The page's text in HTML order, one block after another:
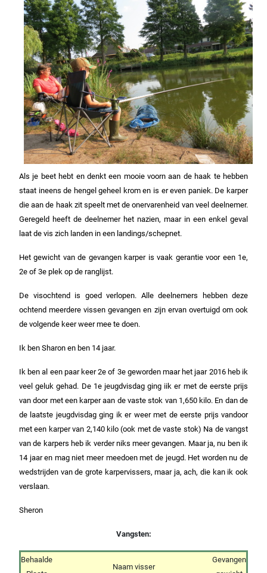
Als je beet hebt en denkt een mooie voorn aan de haak te hebben
staat ineens de hengel geheel krom en is er even paniek. De karper
die aan de haak zit speelt met de onervarenheid van veel deelnemer.
Geregeld heeft de deelnemer het nazien, maar in een enkel geval
laat de vis zich landen in een landings/schepnet.
Het gewicht van de gevangen karper is vaak gerantie voor een 1e,
2e of 3e plek op de ranglijst.
De visochtend is goed verlopen. Alle deelnemers hebben deze
ochtend meerdere vissen gevangen en zijn ervan overtuigd om ook
de volgende keer weer mee te doen.
Ik ben Sharon en ben 14 jaar.
Ik ben al een paar keer 2e of 3e geworden maar het jaar 2016 heb ik
veel geluk gehad. De 1e jeugdvisdag ging iik er met de eerste prijs
van door met een karper aan de vaste stok van 1,650 kilo. En dan de
de laatste jeugdvisdag ging ik er weer met de eerste prijs vandoor
met een karper van 2,140 kilo (ook met de vaste stok) Na de vangst
van de karpers heb ik verder niks meer gevangen. Maar ja, nu ben ik
14 jaar en mag niet meer meedoen met de jeugd. Het worden nu de
wedstrijden van de grote karpervissers, maar ja, ach, die kan ik ook
verslaan.
Sheron
Vangsten:
Behaalde
Naam visser
Gevangen